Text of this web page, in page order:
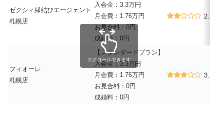
ゼクシィ縁結びエージェント
札幌店
入会金：3.3万円
月会費：1.76万円
お見合料：0円
成婚料：0円
2.0
フィオーレ
札幌店
【スタンダードプラン】
入会金：3.3万円
月会費：1.76万円
お見合料：0円
成婚料：0円
3.0
スクロールできます